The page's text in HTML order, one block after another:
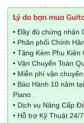
Lý do bạn mua
• Đầy đủ chứng nhận
• Phân phối Chính
• Tặng Kèm Phụ Kiện
• Vận Chuyển Toàn
• Miễn phí vận
• Bảo Hành 10 năm
Piano .
• Dịch vụ Nâng Cấp
• Hỗ trợ Kỹ Thuật 24/